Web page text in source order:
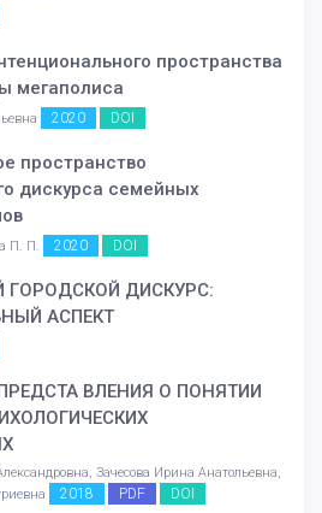
пространства
мегаполиса
2020 DOI
пространство
дискурса семейных
П. П. 2020 DOI
ГОРОДСКОЙ ДИСКУРС:
АСПЕКТ
ВЛЕНИЯ О ПОНЯТИИ
Зачесова Ирина Анатольевна,
2018 PDF DOI